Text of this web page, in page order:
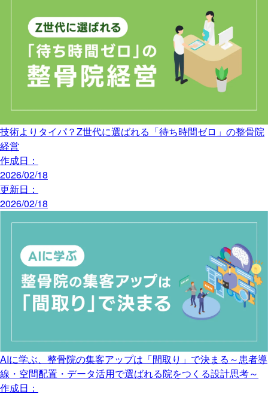
技術よりタイパ？Z世代に選ばれる「待ち時間ゼロ」の整骨院
経営
作成日：
2026/02/18
更新日：
2026/02/18
AIに学ぶ、整骨院の集客アップは「間取り」で決まる～患者導
線・空間配置・データ活用で選ばれる院をつくる設計思考～
作成日：